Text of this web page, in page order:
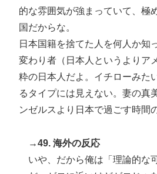
的な雰囲気が強まっていて、極
国だからな。
日本国籍を捨てた人を何人か知
変わり者（日本人というよりア
粋の日本人だよ。イチローみた
るタイプには見えない。妻の真
ンゼルスより日本で過ごす時間
→49. 海外の反応
いや、だから俺は「理論的な